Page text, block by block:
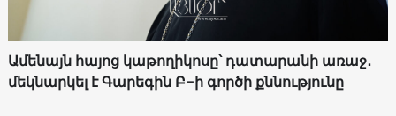
Ամենայն հայոց կաթողիկոսը՝ դատարանի առաջ․
մեկնարկել է Գարեգին Բ-ի գործի քննությունը